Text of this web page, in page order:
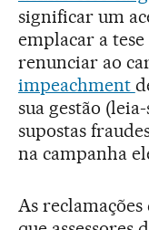
significar um
emplacar a
renunciar ao
impeachment
sua gestão
supostas
na campanha
As